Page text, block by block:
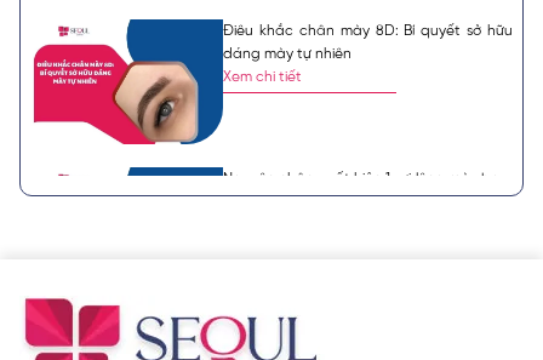
Điêu khắc chân mày 8D: Bí quyết sở hữu
dáng mày tự nhiên
Xem chi tiết
Nguyên nhân xuất hiện 1 sợi lông mày bạc,
8 tướng lông mày phụ nữ xấu theo quan
niệm nhân tướng học